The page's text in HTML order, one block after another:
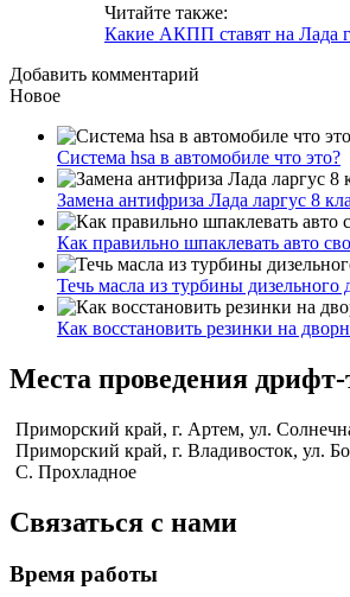
Читайте также:
Какие АКПП ставят на Лада
Добавить комментарий
Новое
Система hsa в автомобиле что это?
Замена антифриза Лада ларгус 8
Как правильно шпаклевать авто
Течь масла из турбины дизельного
Как восстановить резинки на
Места проведения
Приморский край, г. Артем, ул.
Приморский край, г. Владивосток, ул.
С. Прохладное
Связаться с нами
Время работы